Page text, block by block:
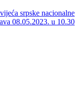
srpske nacionalne
08.05.2023. u 10.30